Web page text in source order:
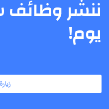
ننشر
يوم!